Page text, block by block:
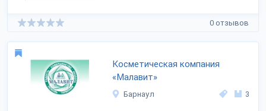
0 отзывов
Косметическая компания
«Малавит»
Барнаул 3